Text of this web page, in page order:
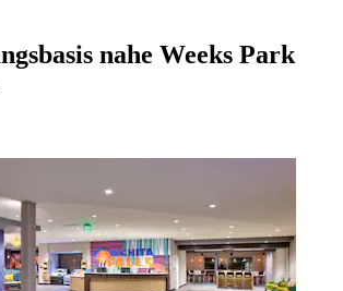
nahe Weeks Park